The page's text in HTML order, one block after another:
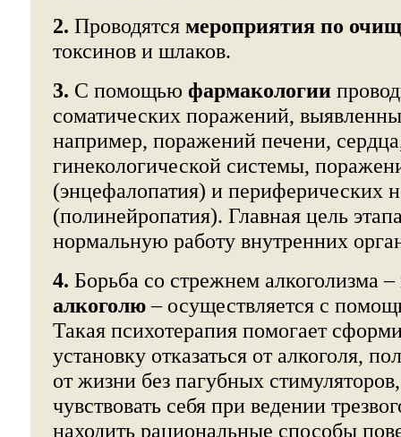
2. Проводятся мероприятия по
токсинов и шлаков.
3. С помощью фармакологии
соматических поражений,
например, поражений печени,
гинекологической системы,
(энцефалопатия) и периферических
(полинейропатия). Главная цель
нормальную работу внутренних
4. Борьба со стрежнем алкоголизма –
алкоголю– осуществляется с
Такая психотерапия помогает
установку отказаться от алкоголя,
от жизни без пагубных
чувствовать себя при ведении
находить рациональные способы